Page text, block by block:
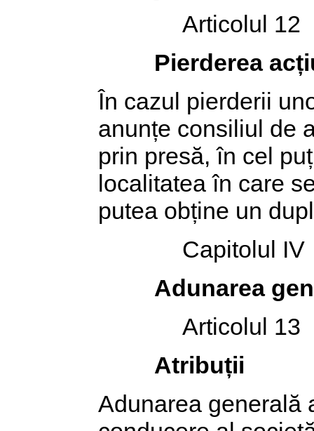
Articolul 12
Pierderea
În cazul pierderii
anunțe consiliul de
prin presă, în cel
localitatea în care
putea obține un
Capitolul IV
Adunarea
Articolul 13
Atribuții
Adunarea generală